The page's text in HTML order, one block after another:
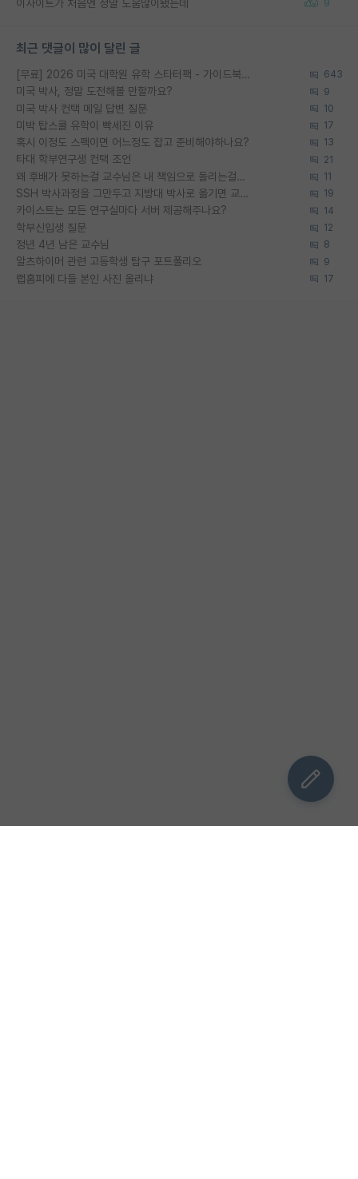
이사이트가 처음엔 정말 도움많이됐는데 9
최근 댓글이 많이 달린 글
[무료] 2026 미국 대학원 유학 스타터팩 - 가이드북 & 합격자 컨택메일 템플릿 643
미국 박사, 정말 도전해볼 만할까요? 9
미국 박사 컨택 메일 답변 질문 10
미박 탑스쿨 유학이 빡세진 이유 17
혹시 이정도 스펙이면 어느정도 잡고 준비해야하나요? 13
타대 학부연구생 컨택 조언 21
왜 후배가 못하는걸 교수님은 내 책임으로 돌리는걸까요? 11
SSH 박사과정을 그만두고 지방대 박사로 옮기면 교수의 꿈은 끝일까요? 19
카이스트는 모든 연구실마다 서버 제공해주나요? 14
학부신입생 질문 12
정년 4년 남은 교수님 8
알츠하이머 관련 고등학생 탐구 포트폴리오 9
랩홈피에 다들 본인 사진 올리냐 17